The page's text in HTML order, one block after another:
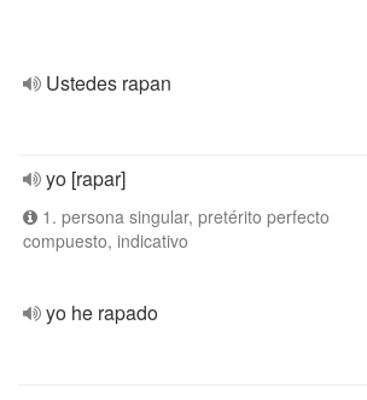
Ustedes rapan
yo [rapar]
1. persona singular, pretérito perfecto
compuesto, indicativo
yo he rapado